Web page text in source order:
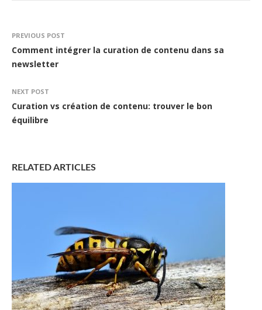
PREVIOUS POST
Comment intégrer la curation de contenu dans sa
newsletter
NEXT POST
Curation vs création de contenu: trouver le bon
équilibre
RELATED ARTICLES